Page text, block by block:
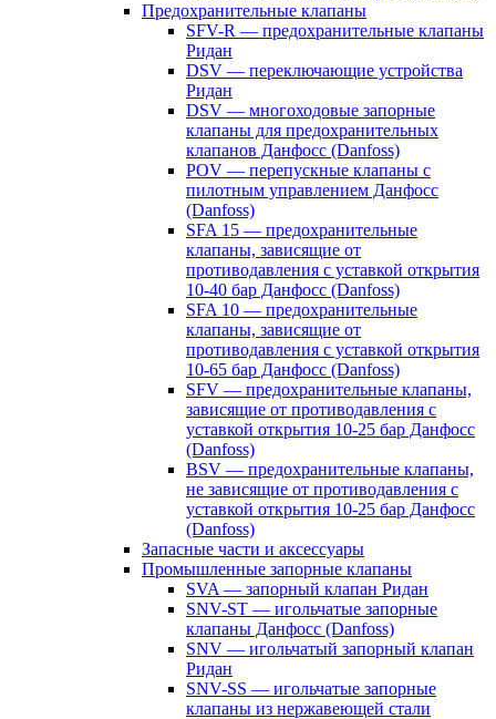
Предохранительные клапаны
SFV-R — предохранительные клапаны
Ридан
DSV — переключающие устройства
Ридан
DSV — многоходовые запорные
клапаны для предохранительных
клапанов Данфосс (Danfoss)
POV — перепускные клапаны с
пилотным управлением Данфосс
(Danfoss)
SFA 15 — предохранительные
клапаны, зависящие от
противодавления с уставкой открытия
10-40 бар Данфосс (Danfoss)
SFA 10 — предохранительные
клапаны, зависящие от
противодавления с уставкой открытия
10-65 бар Данфосс (Danfoss)
SFV — предохранительные клапаны,
зависящие от противодавления с
уставкой открытия 10-25 бар Данфосс
(Danfoss)
BSV — предохранительные клапаны,
не зависящие от противодавления с
уставкой открытия 10-25 бар Данфосс
(Danfoss)
Запасные части и аксессуары
Промышленные запорные клапаны
SVA — запорный клапан Ридан
SNV-ST — игольчатые запорные
клапаны Данфосс (Danfoss)
SNV — игольчатый запорный клапан
Ридан
SNV-SS — игольчатые запорные
клапаны из нержавеющей стали